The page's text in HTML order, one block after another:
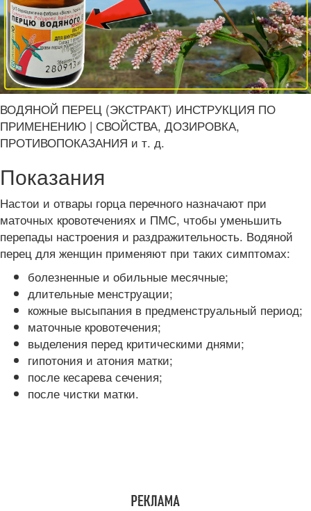
ВОДЯНОЙ ПЕРЕЦ (ЭКСТРАКТ) ИНСТРУКЦИЯ ПО
ПРИМЕНЕНИЮ | СВОЙСТВА, ДОЗИРОВКА,
ПРОТИВОПОКАЗАНИЯ и т. д.
Показания
Настои и отвары горца перечного назначают при
маточных кровотечениях и ПМС, чтобы уменьшить
перепады настроения и раздражительность. Водяной
перец для женщин применяют при таких симптомах:
болезненные и обильные месячные;
длительные менструации;
кожные высыпания в предменструальный период;
маточные кровотечения;
выделения перед критическими днями;
гипотония и атония матки;
после кесарева сечения;
после чистки матки.